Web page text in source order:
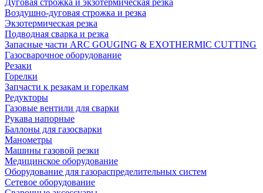
Дуговая строжка и экзотермическая резка
Воздушно-дуговая строжка и резка
Экзотермическая резка
Подводная сварка и резка
Запасные части ARC GOUGING & EXOTHERMIC CUTTING
Газосварочное оборудование
Резаки
Горелки
Запчасти к резакам и горелкам
Редукторы
Газовые вентили для сварки
Рукава напорные
Баллоны для газосварки
Манометры
Машины газовой резки
Медицинское оборудование
Оборудование для газораспределительных систем
Сетевое оборудование